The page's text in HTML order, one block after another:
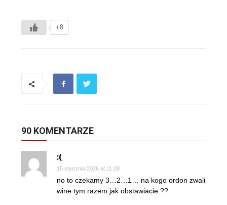
+8
90 KOMENTARZE
:(
15 stycznia 2026 at 11:28
no to czekamy 3…2…1… na kogo ordon zwali
wine tym razem jak obstawiacie ??